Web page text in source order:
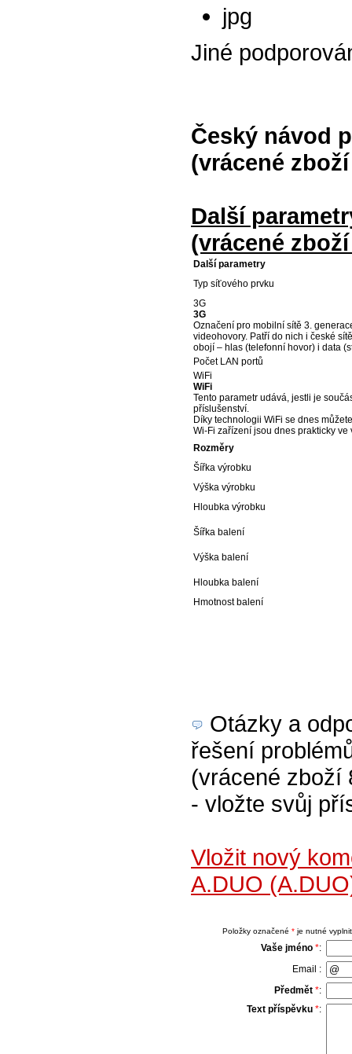
jpg
Jiné
Český návod
(vrácené
Další
(vrácené
Další parametry
Typ síťového prvku
3G
3G
Označení pro mobilní sítě 3.
videohovory. Patří do nich i české
obojí – hlas (telefonní hovor) i data
Počet LAN portů
WiFi
WiFi
Tento parametr udává, jestli je
příslušenství.
Díky technologii WiFi se dnes
Wi-Fi zařízení jsou dnes prakticky
Rozměry
Šířka výrobku
Výška výrobku
Hloubka výrobku
Šířka balení
Výška balení
Hloubka balení
Hmotnost balení
Otázky a
řešení
(vrácené zboží
- vložte svůj
Vložit nový
A.DUO
Položky označené *je nutné
Vaše jméno *:
Email :
Předmět *:
Text příspěvku *: